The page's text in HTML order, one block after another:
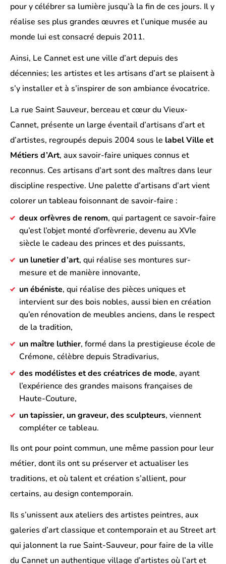
pour y célébrer sa lumière jusqu’à la fin de ces jours. Il y
réalise ses plus grandes œuvres et l’unique musée au
monde lui est consacré depuis 2011.
Ainsi, Le Cannet est une ville d’art depuis des
décennies; les artistes et les artisans d’art se plaisent à
s’y installer et à s’inspirer de son ambiance évocatrice.
La rue Saint Sauveur, berceau et cœur du Vieux-
Cannet, présente un large éventail d’artisans d’art et
d’artistes, regroupés depuis 2004 sous le label Ville et
Métiers d’Art, aux savoir-faire uniques connus et
reconnus. Ces artisans d’art sont des maîtres dans leur
discipline respective. Une palette d’artisans d’art vient
colorer un tableau foisonnant de savoir-faire :
deux orfèvres de renom, qui partagent ce savoir-faire
qu’est l’objet monté d’orfèvrerie, devenu au XVIe
siècle le cadeau des princes et des puissants,
un lunetier d’art, qui réalise ses montures sur-
mesure et de manière innovante,
un ébéniste, qui réalise des pièces uniques et
intervient sur des bois nobles, aussi bien en création
qu’en rénovation de meubles anciens, dans le respect
de la tradition,
un maître luthier, formé dans la prestigieuse école de
Crémone, célèbre depuis Stradivarius,
des modélistes et des créatrices de mode, ayant
l’expérience des grandes maisons françaises de
Haute-Couture,
un tapissier, un graveur, des sculpteurs, viennent
compléter ce tableau.
Ils ont pour point commun, une même passion pour leur
métier, dont ils ont su préserver et actualiser les
traditions, et où talent et création s’allient, pour
certains, au design contemporain.
Ils s’unissent aux ateliers des artistes peintres, aux
galeries d’art classique et contemporain et au Street art
qui jalonnent la rue Saint-Sauveur, pour faire de la ville
du Cannet un authentique village d’artistes où l’art et